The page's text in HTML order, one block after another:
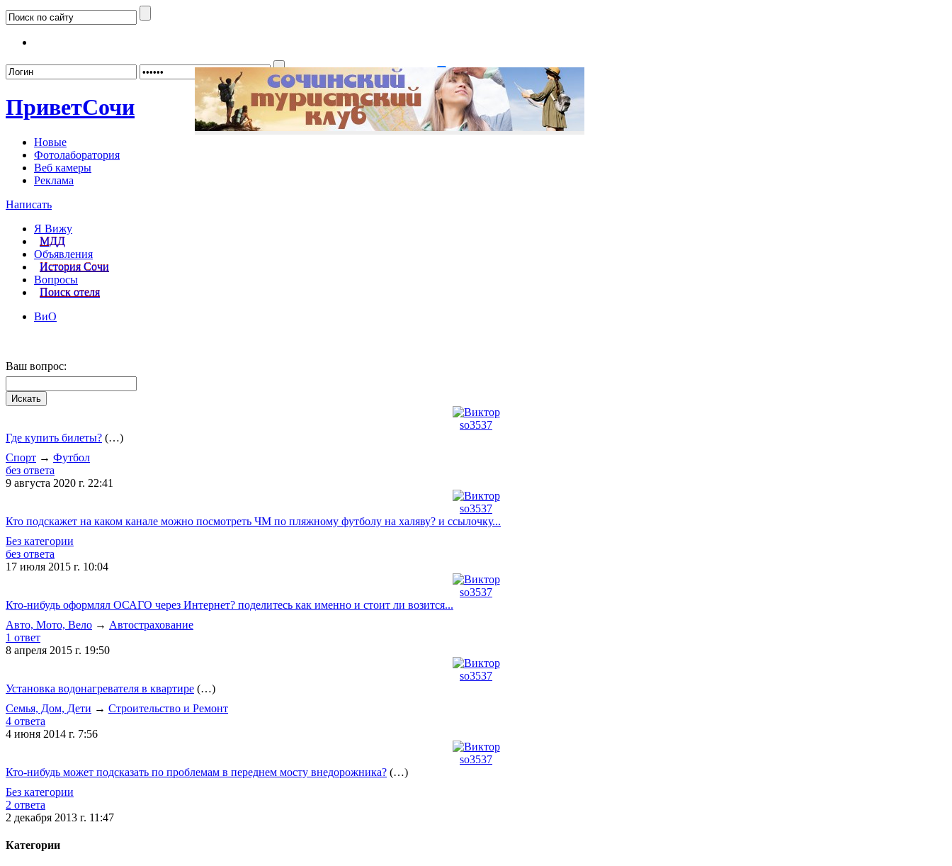
Забыли пароль? Регистрация
ПриветСочи
Новые
Фотолаборатория
Веб камеры
Реклама
Написать
Я Вижу
МДД
Объявления
История Сочи
Вопросы
Поиск отеля
ВиО
Ваш вопрос:
so3537
Где купить билеты? (…)
Спорт → Футбол
без ответа
9 августа 2020 г. 22:41
so3537
Кто подскажет на каком канале можно посмотреть ЧМ по пляжному футболу на халяву? и ссылочку...
Без категории
без ответа
17 июля 2015 г. 10:04
so3537
Кто-нибудь оформлял ОСАГО через Интернет? поделитесь как именно и стоит ли возится...
Авто, Мото, Вело → Автострахование
1 ответ
8 апреля 2015 г. 19:50
so3537
Установка водонагревателя в квартире (…)
Семья, Дом, Дети → Строительство и Ремонт
4 ответа
4 июня 2014 г. 7:56
so3537
Кто-нибудь может подсказать по проблемам в переднем мосту внедорожника? (…)
Без категории
2 ответа
2 декабря 2013 г. 11:47
Категории